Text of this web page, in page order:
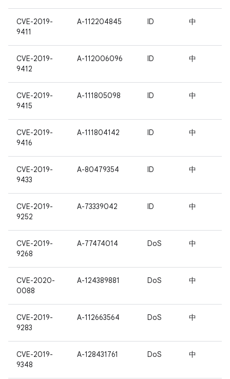
CVE-2019-
9411
A-112204845 ID 中
CVE-2019-
9412
A-112006096 ID 中
CVE-2019-
9415
A-111805098 ID 中
CVE-2019-
9416
A-111804142 ID 中
CVE-2019-
9433
A-80479354 ID 中
CVE-2019-
9252
A-73339042 ID 中
CVE-2019-
9268
A-77474014 DoS 中
CVE-2020-
0088
A-124389881 DoS 中
CVE-2019-
9283
A-112663564 DoS 中
CVE-2019-
9348
A-128431761 DoS 中